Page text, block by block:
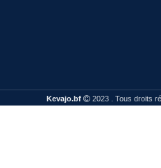
Kevajo.bf 2023 . Tous droits